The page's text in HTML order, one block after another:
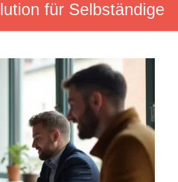
für Selbständige